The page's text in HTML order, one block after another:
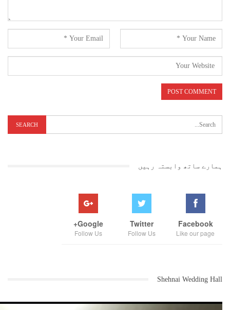
ہمارے ساتھ وابستہ رہیں
Facebook
Like our page
Twitter
Follow Us
Google+
Follow Us
Shehnai Wedding Hall